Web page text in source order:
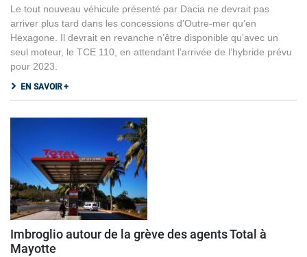
Le tout nouveau véhicule présenté par Dacia ne devrait pas
arriver plus tard dans les concessions d’Outre-mer qu’en
Hexagone. Il devrait en revanche n’être disponible qu’avec un
seul moteur, le TCE 110, en attendant l’arrivée de l’hybride prévu
pour 2023.
EN SAVOIR +
Imbroglio autour de la grève des agents Total à
Mayotte